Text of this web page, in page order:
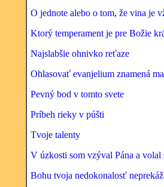
O jednote alebo o tom, že vina je
Ktorý temperament je pre Božie
Najslabšie ohnivko reťaze
Ohlasovať evanjelium znamená
Pevný bod v tomto svete
Príbeh rieky v púšti
Tvoje talenty
V úzkosti som vzýval Pána a
Bohu tvoja nedokonalosť